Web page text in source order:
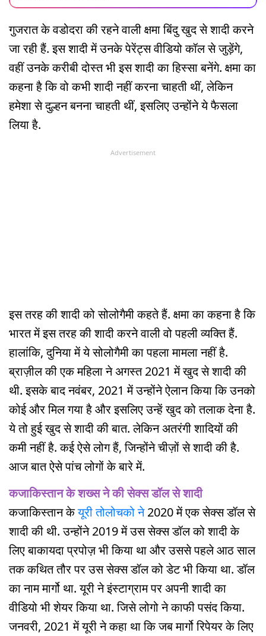
गुजरात के वडोदरा की रहने वाली क्षमा बिंदु खुद से शादी करने
जा रही हैं. इस शादी में उनके पेरेंट्स वीडियो कॉल से जुड़ेंगे,
वहीं उनके करीबी दोस्त भी इस शादी का हिस्सा बनेंगे. क्षमा का
कहना है कि वो कभी शादी नहीं करना चाहती थीं, लेकिन
हमेशा से दुल्हन बनना चाहती थीं, इसलिए उन्होंने ये फैसला
लिया है.
Advertisement
इस तरह की शादी को सोलोगैमी कहते हैं. क्षमा का कहना है कि
भारत में इस तरह की शादी करने वाली वो पहली व्यक्ति हैं.
हालांकि, दुनिया में ये सोलोगैमी का पहला मामला नहीं है.
ब्राज़ील की एक महिला ने अगस्त 2021 में खुद से शादी की
थी. इसके बाद नवंबर, 2021 में उन्होंने ऐलान किया कि उनको
कोई और मिल गया है और इसलिए उन्हें खुद को तलाक देना है.
ये तो हुई खुद से शादी की बात. लेकिन अतरंगी शादियों की
कमी नहीं है. कई ऐसे लोग हैं, जिन्होंने चीज़ों से शादी की है.
आज बात ऐसे पांच लोगों के बारे में.
कजाकिस्तान के शख्स ने की सेक्स डॉल से शादी
कजाकिस्तान केयूरी तोलोचको ने2020 में एक सेक्स डॉल से
शादी की थी. उन्होंने 2019 में उस सेक्स डॉल को शादी के
लिए बाकायदा प्रपोज़ भी किया था और उससे पहले आठ साल
तक कथित तौर पर उस सेक्स डॉल को डेट भी किया था. डॉल
का नाम मार्गो था. यूरी ने इंस्टाग्राम पर अपनी शादी का
वीडियो भी शेयर किया था. जिसे लोगो ने काफी पसंद किया.
जनवरी, 2021 में यूरी ने कहा था कि जब मार्गो रिपेयर के लिए